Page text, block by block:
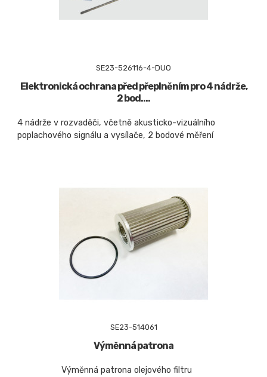
SE23-526116-4-DUO
Elektronická ochrana před přeplněním pro 4 nádrže,
2 bod....
4 nádrže v rozvaděči, včetně akusticko-vizuálního
poplachového signálu a vysílače, 2 bodové měření
SE23-514061
Výměnná patrona
Výměnná patrona olejového filtru